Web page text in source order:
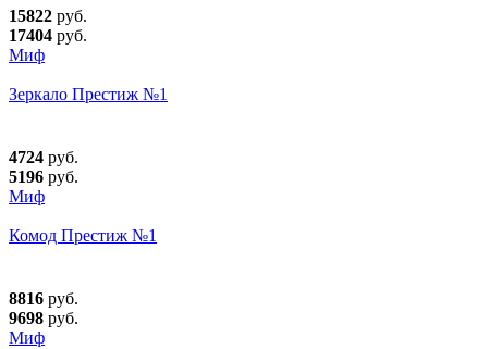
15822 руб.
17404 руб.
Миф
Зеркало Престиж №1
4724 руб.
5196 руб.
Миф
Комод Престиж №1
8816 руб.
9698 руб.
Миф